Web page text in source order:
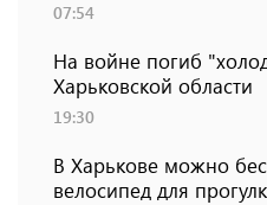
07:54
На войне погиб
Харьковской области
19:30
В Харькове можно
велосипед для